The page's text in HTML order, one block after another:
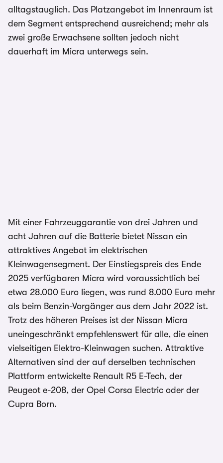
alltagstauglich. Das Platzangebot im Innenraum ist
dem Segment entsprechend ausreichend; mehr als
zwei große Erwachsene sollten jedoch nicht
dauerhaft im Micra unterwegs sein.
Mit einer Fahrzeuggarantie von drei Jahren und
acht Jahren auf die Batterie bietet Nissan ein
attraktives Angebot im elektrischen
Kleinwagensegment. Der Einstiegspreis des Ende
2025 verfügbaren Micra wird voraussichtlich bei
etwa 28.000 Euro liegen, was rund 8.000 Euro mehr
als beim Benzin-Vorgänger aus dem Jahr 2022 ist.
Trotz des höheren Preises ist der Nissan Micra
uneingeschränkt empfehlenswert für alle, die einen
vielseitigen Elektro-Kleinwagen suchen. Attraktive
Alternativen sind der auf derselben technischen
Plattform entwickelte Renault R5 E-Tech, der
Peugeot e-208, der Opel Corsa Electric oder der
Cupra Born.